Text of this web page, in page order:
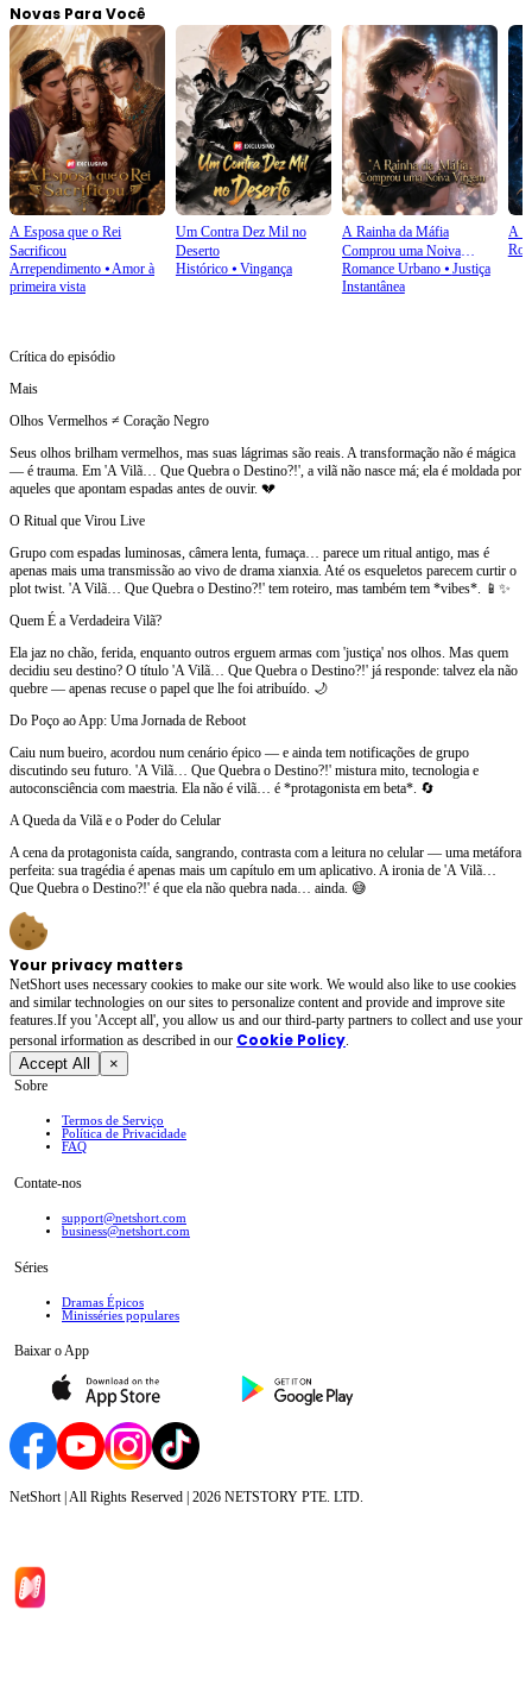
Novas Para Você
A Esposa que o Rei
Sacrificou
Arrependimento ⦁Amor à
primeira vista
Um Contra Dez Mil no
Deserto
Histórico⦁ Vingança
A Rainha da Máfia
Comprou uma Noiva
Virgem
Romance Urbano⦁ Justiça
Instantânea
A
Crítica do episódio
Mais
Olhos Vermelhos ≠ Coração Negro
Seus olhos brilham vermelhos, mas suas lágrimas são reais. A transformação não é mágica
— é trauma. Em 'A Vilã… Que Quebra o Destino?!', a vilã não nasce má; ela é moldada por
aqueles que apontam espadas antes de ouvir. 💔
O Ritual que Virou Live
Grupo com espadas luminosas, câmera lenta, fumaça… parece um ritual antigo, mas é
apenas mais uma transmissão ao vivo de drama xianxia. Até os esqueletos parecem curtir o
plot twist. 'A Vilã… Que Quebra o Destino?!' tem roteiro, mas também tem *vibes*. 📱✨
Quem É a Verdadeira Vilã?
Ela jaz no chão, ferida, enquanto outros erguem armas com 'justiça' nos olhos. Mas quem
decidiu seu destino? O título 'A Vilã… Que Quebra o Destino?!' já responde: talvez ela não
quebre — apenas recuse o papel que lhe foi atribuído. 🌙
Do Poço ao App: Uma Jornada de Reboot
Caiu num bueiro, acordou num cenário épico — e ainda tem notificações de grupo
discutindo seu futuro. 'A Vilã… Que Quebra o Destino?!' mistura mito, tecnologia e
autoconsciência com maestria. Ela não é vilã… é *protagonista em beta*. 🔄
A Queda da Vilã e o Poder do Celular
A cena da protagonista caída, sangrando, contrasta com a leitura no celular — uma metáfora
perfeita: sua tragédia é apenas mais um capítulo em um aplicativo. A ironia de 'A Vilã…
Que Quebra o Destino?!' é que ela não quebra nada… ainda. 😅
Your privacy matters
NetShort uses necessary cookies to make our site work. We would also like to use cookies
and similar technologies on our sites to personalize content and provide and improve site
features.If you 'Accept all', you allow us and our third-party partners to collect and use your
personal irformation as described in our Cookie Policy.
Accept All ×
Sobre
Termos de Serviço
Política de Privacidade
FAQ
Contate-nos
support@netshort.com
business@netshort.com
Séries
Dramas Épicos
Minisséries populares
Baixar o App
NetShort | All Rights Reserved | 2026 NETSTORY PTE. LTD.